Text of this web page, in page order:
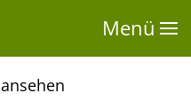
Menü
ansehen